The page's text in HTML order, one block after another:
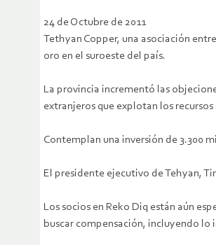
24 de Octubre de 2011
Tethyan Copper, una asociación
oro en el suroeste del país.
La provincia incrementó las
extranjeros que explotan los
Contemplan una inversión de 3.300
El presidente ejecutivo de Tehyan,
Los socios en Reko Diq están aún
buscar compensación, incluyendo